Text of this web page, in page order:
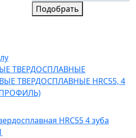
Подобрать
ТВЕРДОСПЛАВНЫЕ
ТВЕРДОСПЛАВНЫЕ HRC55, 4